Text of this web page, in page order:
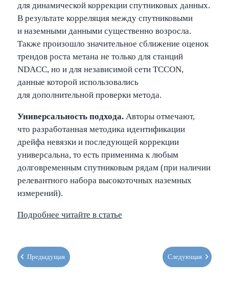
для динамической коррекции спутниковых данных.
В результате корреляция между спутниковыми
и наземными данными существенно возросла.
Также произошло значительное сближение оценок
трендов роста метана не только для станций
NDACC, но и для независимой сети TCCON,
данные которой использовались
для дополнительной проверки метода.
Универсальность подхода.Авторы отмечают,
что разработанная методика идентификации
дрейфа невязки и последующей коррекции
универсальна, то есть применима к любым
долговременным спутниковым рядам (при наличии
релевантного набора высокоточных наземных
измерений).
Подробнее читайте в статье
Предыдущая Следующая